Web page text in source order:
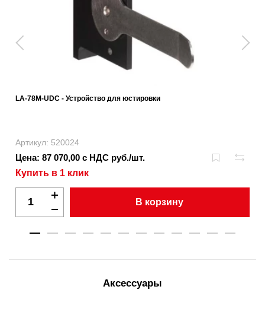
LA-78M-UDC - Устройство для юстировки
Артикул: 520024
Цена: 87 070,00 с НДС руб./шт.
Купить в 1 клик
В корзину
Аксессуары